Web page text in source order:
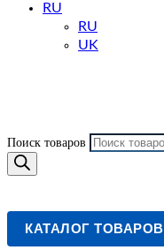
RU
RU
UK
Поиск товаров
КАТАЛОГ ТОВАРОВ